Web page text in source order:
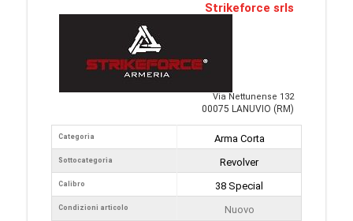
Strikeforce srls
Via Nettunense 132
00075 LANUVIO (RM)
Categoria
Sottocategoria
Calibro
Condizioni articolo
Arma Corta
Revolver
38 Special
Nuovo